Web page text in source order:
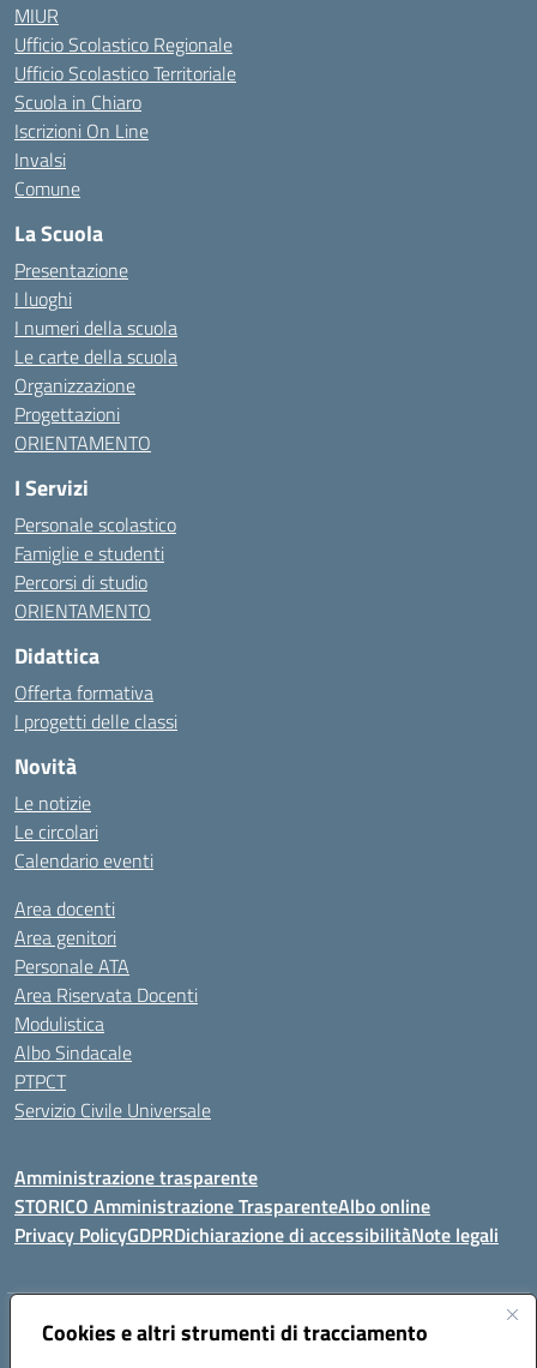
Cookies e altri strumenti di tracciamento
MIUR
Ufficio Scolastico Regionale
Ufficio Scolastico Territoriale
Scuola in Chiaro
Iscrizioni On Line
Invalsi
Comune
La Scuola
Presentazione
I luoghi
I numeri della scuola
Le carte della scuola
Organizzazione
Progettazioni
ORIENTAMENTO
I Servizi
Personale scolastico
Famiglie e studenti
Percorsi di studio
ORIENTAMENTO
Didattica
Offerta formativa
I progetti delle classi
Novità
Le notizie
Le circolari
Calendario eventi
Area docenti
Area genitori
Personale ATA
Area Riservata Docenti
Modulistica
Albo Sindacale
PTPCT
Servizio Civile Universale
Amministrazione trasparente
STORICO Amministrazione TrasparenteAlbo online
Privacy PolicyGDPRDichiarazione di accessibilitàNote legali
Indirizzo:Piazza S. G. Bosco, 1 95014 Giarre (CT)